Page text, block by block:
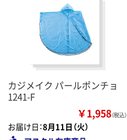
カジメイク パールポンチョ
1241-F
￥1,958（税込）
お届け日：8月11日（火）